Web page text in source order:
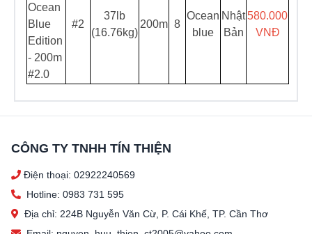
Ocean
Blue
Edition
- 200m
#2.0
#2
37lb
(16.76kg)
200m 8
Ocean
blue
Nhật
Bản
580.000
VNĐ
CÔNG TY TNHH TÍN THIỆN
Điện thoại: 02922240569
Hotline: 0983 731 595
Địa chỉ: 224B Nguyễn Văn Cừ, P. Cái Khế, TP. Cần Thơ